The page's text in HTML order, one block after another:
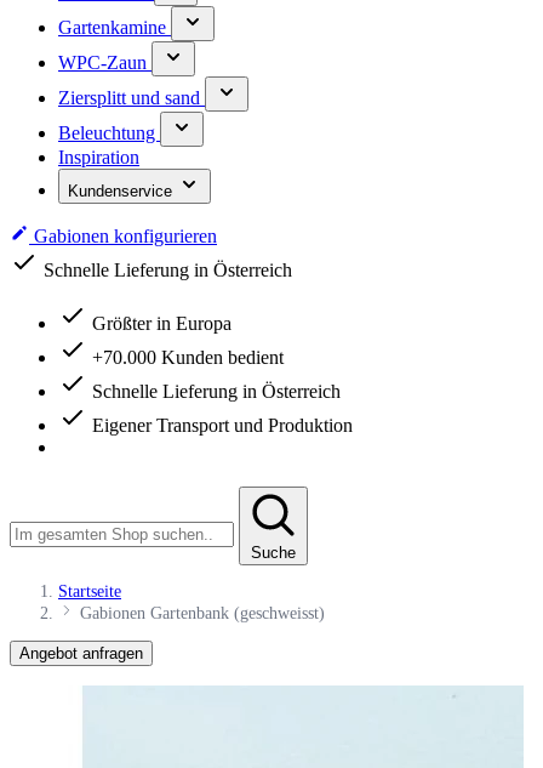
Gartenkamine
WPC-Zaun
Ziersplitt und sand
Beleuchtung
Inspiration
Kundenservice
Gabionen konfigurieren
Schnelle Lieferung in Österreich
Größter in Europa
+70.000 Kunden bedient
Schnelle Lieferung in Österreich
Eigener Transport und Produktion
Suche
Startseite
Gabionen Gartenbank (geschweisst)
Angebot anfragen